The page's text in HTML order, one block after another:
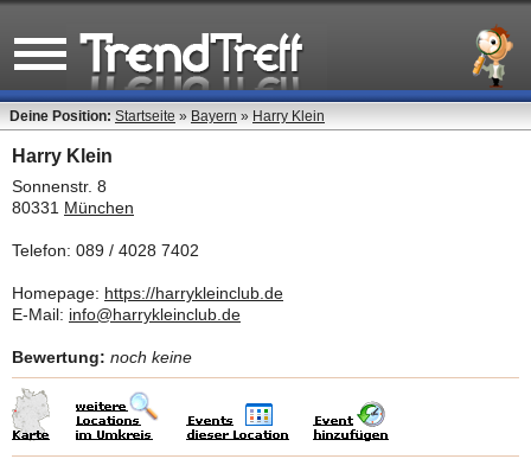
Deine Position: Startseite » Bayern » Harry Klein
Harry Klein
Sonnenstr. 8
80331 München
Telefon: 089 / 4028 7402
Homepage: https://harrykleinclub.de
E-Mail: info@harrykleinclub.de
Bewertung: noch keine